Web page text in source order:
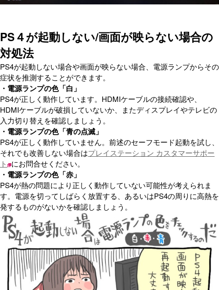
PS４が起動しない/画面が映らない場合の
対処法
PS4が起動しない場合や画面が映らない場合、電源ランプからその
症状を推測することができます。
・電源ランプの色「白」
PS4が正しく動作しています。HDMIケーブルの接続確認や、
HDMIケーブルが破損していないか、またディスプレイやテレビの
入力切り替えを確認しましょう。
・電源ランプの色「青の点滅」
PS4が正しく動作していません。前述のセーフモード起動を試し、
それでも改善しない場合はプレイステーション カスタマーサポー
ト
にお問合せください。
・電源ランプの色「赤」
PS4が熱の問題により正しく動作していない可能性が考えられま
す。電源を切ってしばらく放置する、あるいはPS4の周りに高熱を
発するものがないかを確認しましょう。